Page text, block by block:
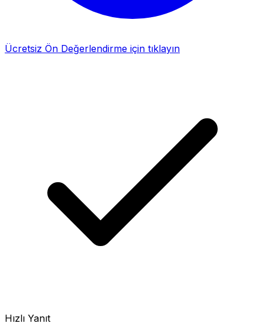
Ücretsiz Ön Değerlendirme için tıklayın
Hızlı Yanıt